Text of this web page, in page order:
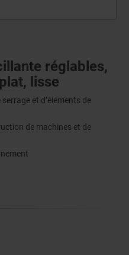
réglables,
lisse
et d’éléments de
de machines et de